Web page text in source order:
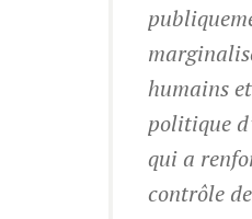
humains
politique
qui a
contrôle